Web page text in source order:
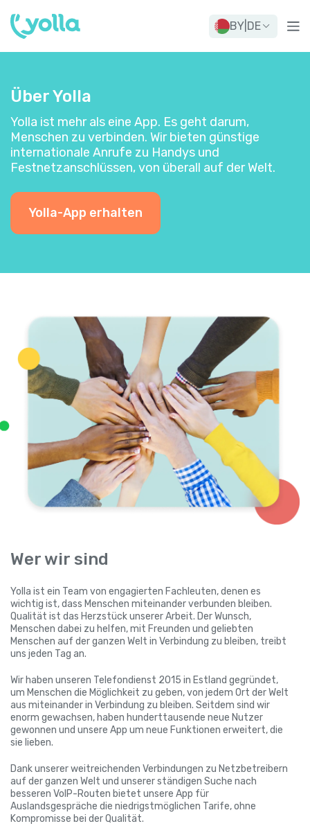
BY DE
Über Yolla
Yolla ist mehr als eine App. Es geht darum,
Menschen zu verbinden. Wir bieten günstige
internationale Anrufe zu Handys und
Festnetzanschlüssen, von überall auf der Welt.
Yolla-App erhalten
Wer wir sind
Yolla ist ein Team von engagierten Fachleuten, denen es
wichtig ist, dass Menschen miteinander verbunden bleiben.
Qualität ist das Herzstück unserer Arbeit. Der Wunsch,
Menschen dabei zu helfen, mit Freunden und geliebten
Menschen auf der ganzen Welt in Verbindung zu bleiben, treibt
uns jeden Tag an.
Wir haben unseren Telefondienst 2015 in Estland gegründet,
um Menschen die Möglichkeit zu geben, von jedem Ort der Welt
aus miteinander in Verbindung zu bleiben. Seitdem sind wir
enorm gewachsen, haben hunderttausende neue Nutzer
gewonnen und unsere App um neue Funktionen erweitert, die
sie lieben.
Dank unserer weitreichenden Verbindungen zu Netzbetreibern
auf der ganzen Welt und unserer ständigen Suche nach
besseren VoIP-Routen bietet unsere App für
Auslandsgespräche die niedrigstmöglichen Tarife, ohne
Kompromisse bei der Qualität.